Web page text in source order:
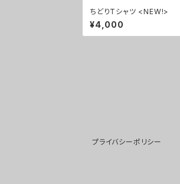
ちどりTシャツ <NEW!>
¥4,000
プライバシーポリシー